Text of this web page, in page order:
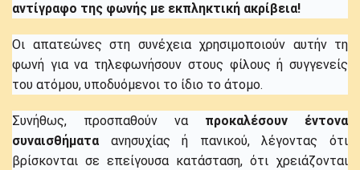
αντίγραφο της φωνής με εκπληκτική ακρίβεια!
Οι απατεώνες στη συνέχεια χρησιμοποιούν αυτήν τη
φωνή για να τηλεφωνήσουν στους φίλους ή συγγενείς
του ατόμου, υποδυόμενοι το ίδιο το άτομο.
Συνήθως, προσπαθούν να προκαλέσουν έντονα
συναισθήματα ανησυχίας ή πανικού, λέγοντας ότι
βρίσκονται σε επείγουσα κατάσταση, ότι χρειάζονται